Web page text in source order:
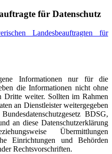
für Datenschutz
Landesbeauftragten für
Informationen nur für die
die Informationen nicht ohne
Dritte weiter. Sollten im Rahmen
an Dienstleister weitergegeben
BDSG,
an diese Datenschutzerklärung
Übermittlungen
Einrichtungen und Behörden
Rechtsvorschriften.